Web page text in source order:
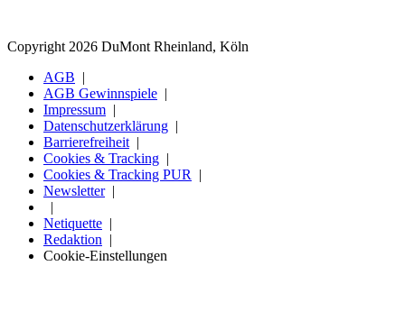
Copyright 2026 DuMont Rheinland, Köln
AGB
AGB Gewinnspiele
Impressum
Datenschutzerklärung
Barrierefreiheit
Cookies & Tracking
Cookies & Tracking PUR
Newsletter
Netiquette
Redaktion
Cookie-Einstellungen